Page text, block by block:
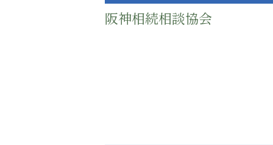
阪神相続相談協会